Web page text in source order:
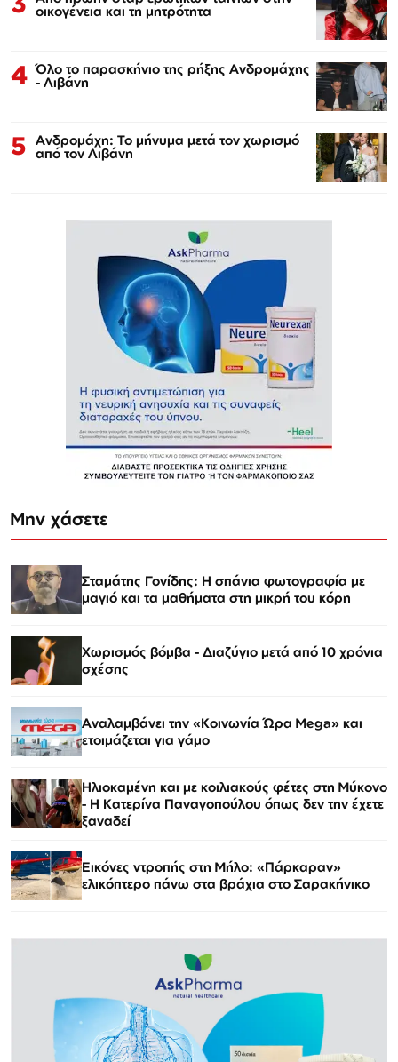
οικογένεια και τη μητρότητα
4 Όλο το παρασκήνιο της ρήξης Ανδρομάχης
- Λιβάνη
5 Ανδρομάχη: Το μήνυμα μετά τον χωρισμό
από τον Λιβάνη
Μην χάσετε
Σταμάτης Γονίδης: Η σπάνια φωτογραφία με
μαγιό και τα μαθήματα στη μικρή του κόρη
Χωρισμός βόμβα - Διαζύγιο μετά από 10 χρόνια
σχέσης
Αναλαμβάνει την «Κοινωνία Ώρα Mega» και
ετοιμάζεται για γάμο
Ηλιοκαμένη και με κοιλιακούς φέτες στη Μύκονο
- Η Κατερίνα Παναγοπούλου όπως δεν την έχετε
ξαναδεί
Εικόνες ντροπής στη Μήλο: «Πάρκαραν»
ελικόπτερο πάνω στα βράχια στο Σαρακήνικο